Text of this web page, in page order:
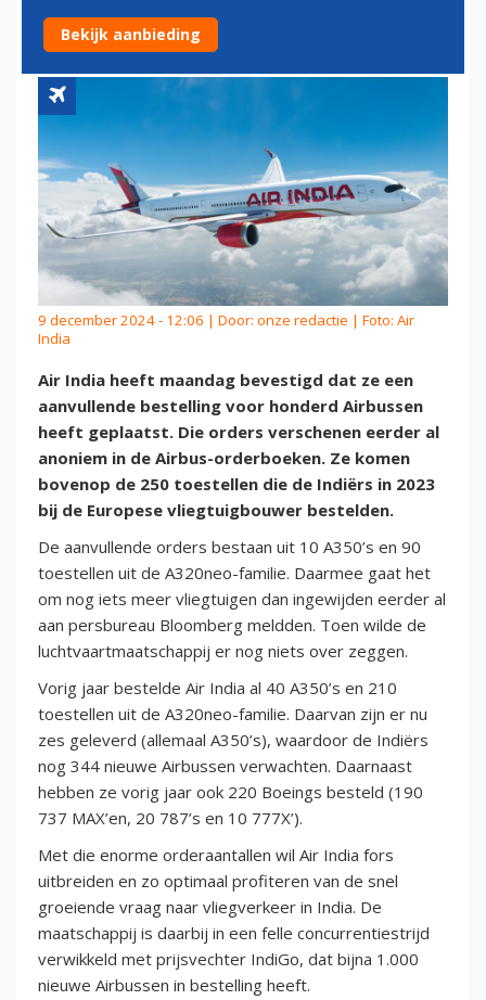
NAAR 350 TOESTELLEN
9 december 2024 - 12:06 | Door: onze redactie | Foto: Air
India
Air India heeft maandag bevestigd dat ze een
aanvullende bestelling voor honderd Airbussen
heeft geplaatst. Die orders verschenen eerder al
anoniem in de Airbus-orderboeken. Ze komen
bovenop de 250 toestellen die de Indiërs in 2023
bij de Europese vliegtuigbouwer bestelden.
De aanvullende orders bestaan uit 10 A350’s en 90
toestellen uit de A320neo-familie. Daarmee gaat het
om nog iets meer vliegtuigen dan ingewijden eerder al
aan persbureau Bloomberg meldden. Toen wilde de
luchtvaartmaatschappij er nog niets over zeggen.
Vorig jaar bestelde Air India al 40 A350’s en 210
toestellen uit de A320neo-familie. Daarvan zijn er nu
zes geleverd (allemaal A350’s), waardoor de Indiërs
nog 344 nieuwe Airbussen verwachten. Daarnaast
hebben ze vorig jaar ook 220 Boeings besteld (190
737 MAX’en, 20 787’s en 10 777X’).
Met die enorme orderaantallen wil Air India fors
uitbreiden en zo optimaal profiteren van de snel
groeiende vraag naar vliegverkeer in India. De
maatschappij is daarbij in een felle concurrentiestrijd
verwikkeld met prijsvechter IndiGo, dat bijna 1.000
nieuwe Airbussen in bestelling heeft.
Bekijk aanbieding